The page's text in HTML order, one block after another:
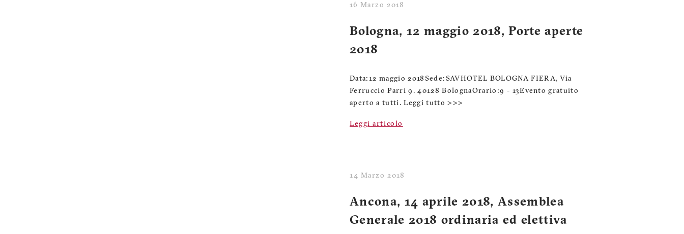
16 Marzo 2018
Bologna, 12 maggio 2018, Porte aperte
2018
Data: 12 maggio 2018Sede: SAVHOTEL BOLOGNA FIERA, Via
Ferruccio Parri 9, 40128 BolognaOrario: 9 - 13Evento gratuito
aperto a tutti. Leggi tutto >>>
Leggi articolo
14 Marzo 2018
Ancona, 14 aprile 2018, Assemblea
Generale 2018 ordinaria ed elettiva